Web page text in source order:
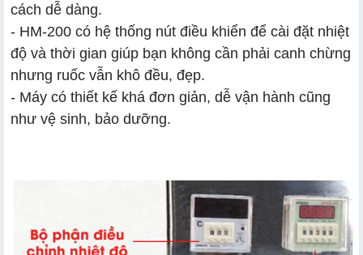
cách dễ dàng.
- HM-200 có hệ thống nút điều khiển để cài đặt nhiệt
độ và thời gian giúp bạn không cần phải canh chừng
nhưng ruốc vẫn khô đều, đẹp.
- Máy có thiết kế khá đơn giản, dễ vận hành cũng
như vệ sinh, bảo dưỡng.